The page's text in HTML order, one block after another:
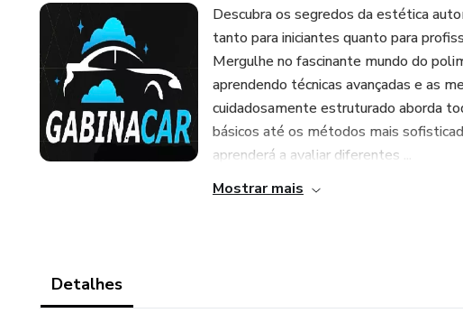
Descubra os segredos da estética
tanto para iniciantes quanto para
Mergulhe no fascinante mundo do
aprendendo técnicas avançadas e as
cuidadosamente estruturado aborda
básicos até os métodos mais
aprenderá a avaliar diferentes ...
Mostrar mais
Detalhes